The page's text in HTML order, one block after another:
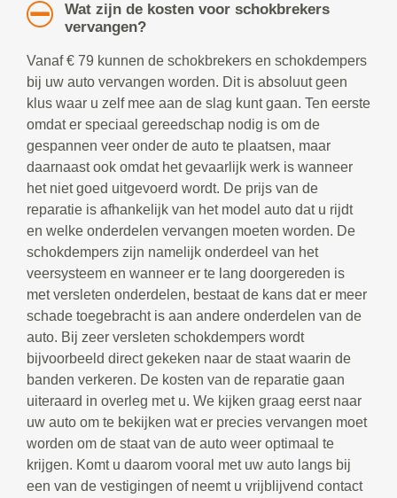
Wat zijn de kosten voor schokbrekers
vervangen?
Vanaf € 79 kunnen de schokbrekers en schokdempers
bij uw auto vervangen worden. Dit is absoluut geen
klus waar u zelf mee aan de slag kunt gaan. Ten eerste
omdat er speciaal gereedschap nodig is om de
gespannen veer onder de auto te plaatsen, maar
daarnaast ook omdat het gevaarlijk werk is wanneer
het niet goed uitgevoerd wordt. De prijs van de
reparatie is afhankelijk van het model auto dat u rijdt
en welke onderdelen vervangen moeten worden. De
schokdempers zijn namelijk onderdeel van het
veersysteem en wanneer er te lang doorgereden is
met versleten onderdelen, bestaat de kans dat er meer
schade toegebracht is aan andere onderdelen van de
auto. Bij zeer versleten schokdempers wordt
bijvoorbeeld direct gekeken naar de staat waarin de
banden verkeren. De kosten van de reparatie gaan
uiteraard in overleg met u. We kijken graag eerst naar
uw auto om te bekijken wat er precies vervangen moet
worden om de staat van de auto weer optimaal te
krijgen. Komt u daarom vooral met uw auto langs bij
een van de vestigingen of neemt u vrijblijvend contact